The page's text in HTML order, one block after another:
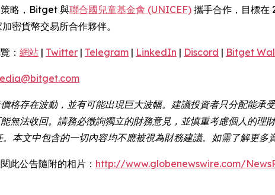
略，Bitget 與聯合國兒童基金會 (UNICEF) 攜手合作，目標在
密貨幣交易所合作夥伴。
： 網站 | Twitter | Telegram | LinkedIn | Discord | Bitget
格存在波動，並有可能出現巨大波幅。建議投資者只分配能
無法收回。請務必徵詢獨立的財務意見，並慎重考慮個人的理
本文中包含的一切內容均不應被視為財務建議。如需了解更多
此公告隨附的相片： http://www.globenewswire.com/